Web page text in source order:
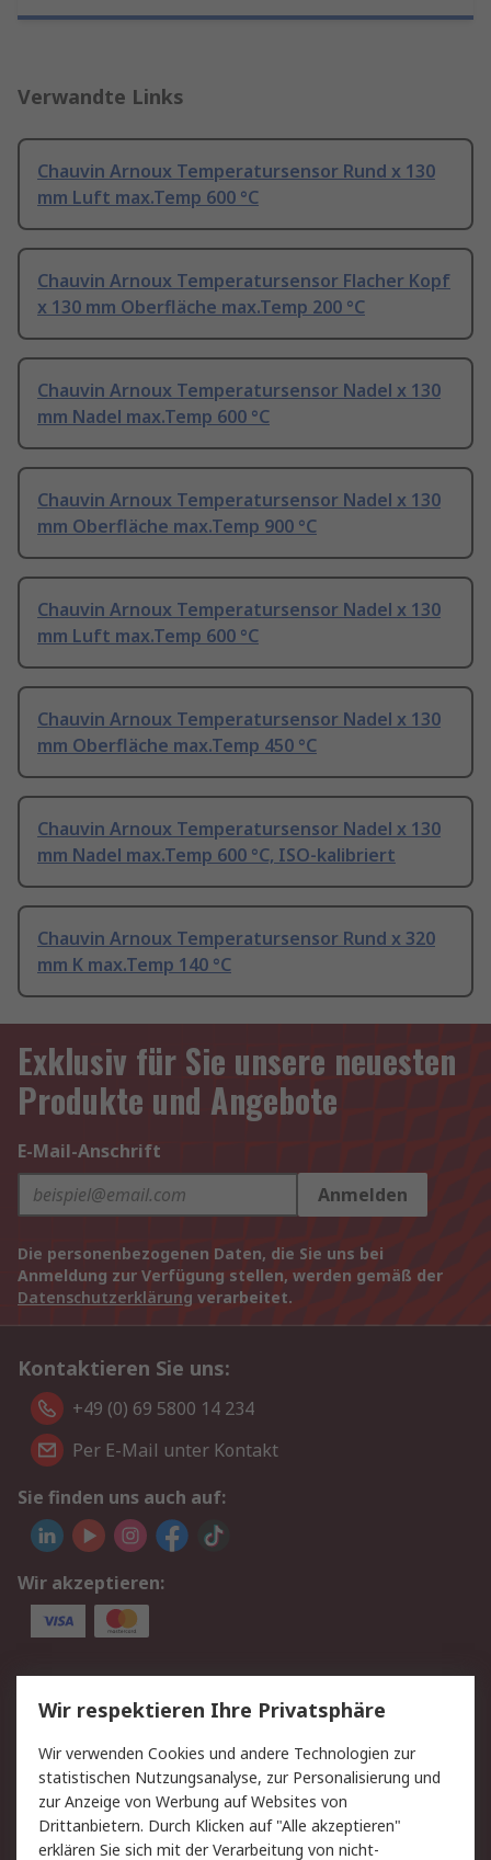
Verwandte Links
Chauvin Arnoux Temperatursensor Rund x 130
mm Luft max.Temp 600 °C
Chauvin Arnoux Temperatursensor Flacher Kopf
x 130 mm Oberfläche max.Temp 200 °C
Chauvin Arnoux Temperatursensor Nadel x 130
mm Nadel max.Temp 600 °C
Chauvin Arnoux Temperatursensor Nadel x 130
mm Oberfläche max.Temp 900 °C
Chauvin Arnoux Temperatursensor Nadel x 130
mm Luft max.Temp 600 °C
Chauvin Arnoux Temperatursensor Nadel x 130
mm Oberfläche max.Temp 450 °C
Chauvin Arnoux Temperatursensor Nadel x 130
mm Nadel max.Temp 600 °C, ISO-kalibriert
Chauvin Arnoux Temperatursensor Rund x 320
mm K max.Temp 140 °C
Exklusiv für Sie unsere neuesten
Produkte und Angebote
E-Mail-Anschrift
Anmelden
Die personenbezogenen Daten, die Sie uns bei
Anmeldung zur Verfügung stellen, werden gemäß der
Datenschutzerklärung verarbeitet.
Kontaktieren Sie uns:
+49 (0) 69 5800 14 234
Per E-Mail unter Kontakt
Sie finden uns auch auf:
Wir akzeptieren:
Service
Value Added Services
Lieferlösungen
Rücksendungen
Kontakt
Hilfe
Privatkunden
Rechtliches
Wir respektieren Ihre Privatsphäre
Wir verwenden Cookies und andere Technologien zur
statistischen Nutzungsanalyse, zur Personalisierung und
zur Anzeige von Werbung auf Websites von
Drittanbietern. Durch Klicken auf "Alle akzeptieren"
erklären Sie sich mit der Verarbeitung von nicht-